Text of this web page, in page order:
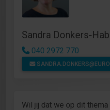
Sandra Donkers-
040 2972 770
Wil jij dat we op dit